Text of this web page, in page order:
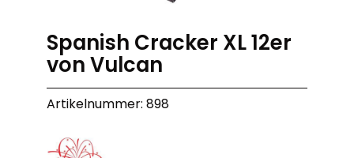
Spanish Cracker XL 12er
von Vulcan
Artikelnummer: 898